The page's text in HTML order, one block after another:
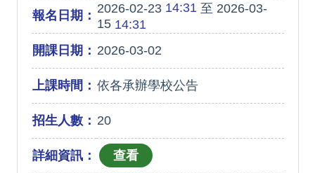
報名日期： 2026-02-2314:31至 2026-03-
1514:31
開課日期： 2026-03-02
上課時間： 依各承辦學校公告
招生人數： 20
詳細資訊：